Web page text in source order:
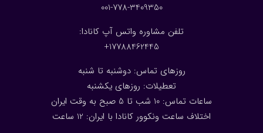
001-778-3409350
تلفن مشاوره واتس آپ کانادا:
17788462445+
روزهای تماس: دوشنبه تا شنبه
تعطیلات: روزهای یکشنبه
ساعات تماس: 10 شب تا 5 صبح به وقت ایران
اختلاف ساعت ونکوور کانادا با ایران: 1 2 ساعت